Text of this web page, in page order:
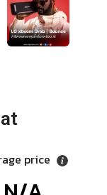
price